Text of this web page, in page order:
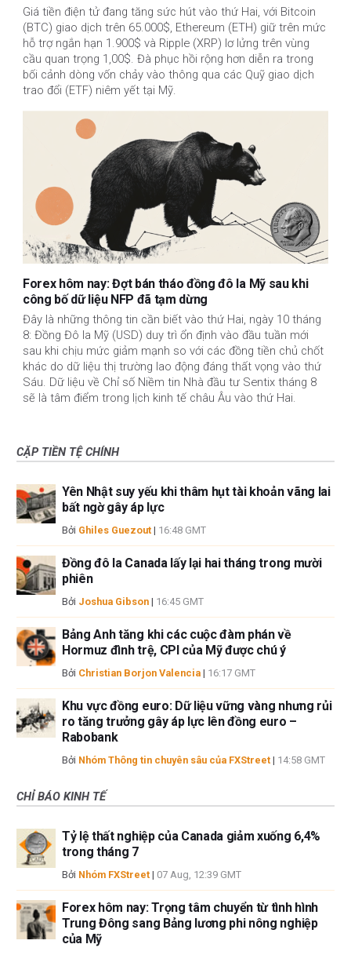
Giá tiền điện tử đang tăng sức hút vào thứ Hai, với Bitcoin
(BTC) giao dịch trên 65.000$, Ethereum (ETH) giữ trên mức
hỗ trợ ngắn hạn 1.900$ và Ripple (XRP) lơ lửng trên vùng
cầu quan trọng 1,00$. Đà phục hồi rộng hơn diễn ra trong
bối cảnh dòng vốn chảy vào thông qua các Quỹ giao dịch
trao đổi (ETF) niêm yết tại Mỹ.
Forex hôm nay: Đợt bán tháo đồng đô la Mỹ sau khi
công bố dữ liệu NFP đã tạm dừng
Đây là những thông tin cần biết vào thứ Hai, ngày 10 tháng
8: Đồng Đô la Mỹ (USD) duy trì ổn định vào đầu tuần mới
sau khi chịu mức giảm mạnh so với các đồng tiền chủ chốt
khác do dữ liệu thị trường lao động đáng thất vọng vào thứ
Sáu. Dữ liệu về Chỉ số Niềm tin Nhà đầu tư Sentix tháng 8
sẽ là tâm điểm trong lịch kinh tế châu Âu vào thứ Hai.
CẶP TIỀN TỆ CHÍNH
Yên Nhật suy yếu khi thâm hụt tài khoản vãng lai
bất ngờ gây áp lực
Bởi Ghiles Guezout | 16:48 GMT
Đồng đô la Canada lấy lại hai tháng trong mười
phiên
Bởi Joshua Gibson | 16:45 GMT
Bảng Anh tăng khi các cuộc đàm phán về
Hormuz đình trệ, CPI của Mỹ được chú ý
Bởi Christian Borjon Valencia | 16:17 GMT
Khu vực đồng euro: Dữ liệu vững vàng nhưng rủi
ro tăng trưởng gây áp lực lên đồng euro –
Rabobank
Bởi Nhóm Thông tin chuyên sâu của FXStreet | 14:58 GMT
CHỈ BÁO KINH TẾ
Tỷ lệ thất nghiệp của Canada giảm xuống 6,4%
trong tháng 7
Bởi Nhóm FXStreet | 07 Aug, 12:39 GMT
Forex hôm nay: Trọng tâm chuyển từ tình hình
Trung Đông sang Bảng lương phi nông nghiệp
của Mỹ